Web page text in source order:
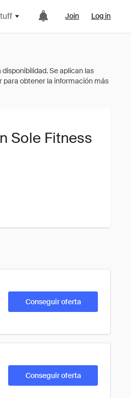
Join Log in
Sole Fitness
Conseguir oferta
Conseguir oferta